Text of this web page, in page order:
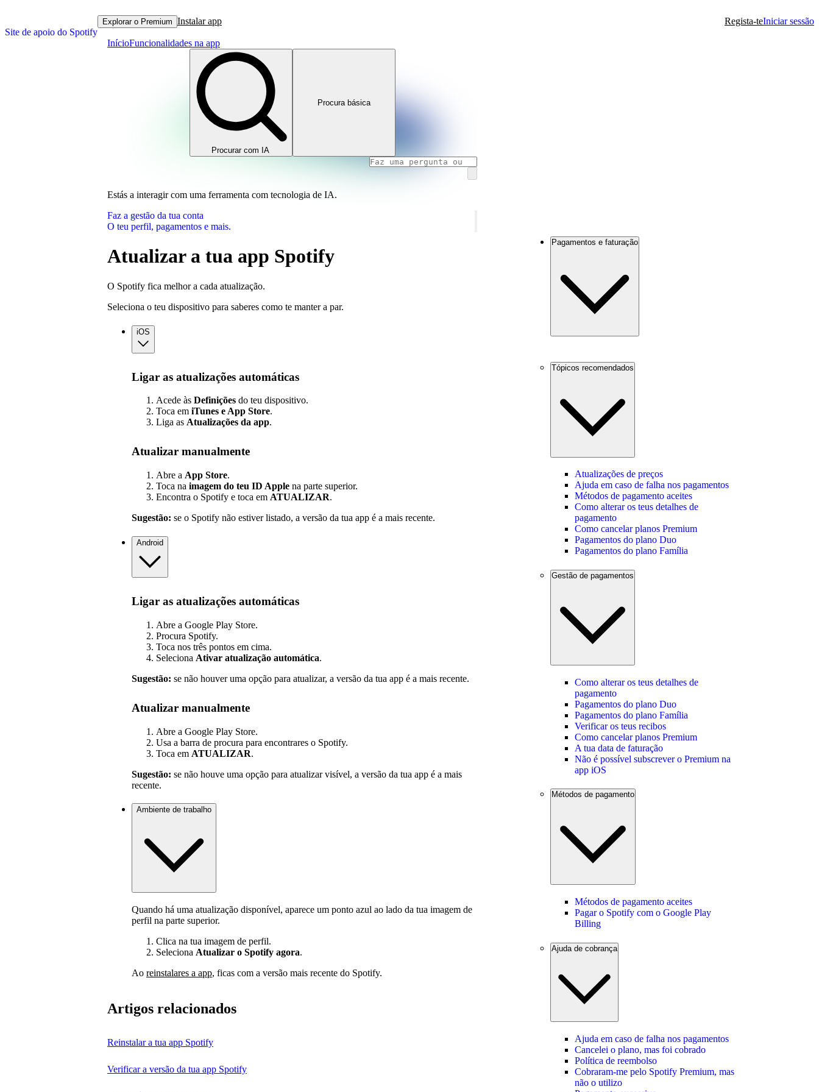
Site de apoio do Spotify
Explorar o Premium Instalar app Regista-teIniciar sessão
InícioFuncionalidades na app
Procurar com IA
Procura básica
Estás a interagir com uma ferramenta com tecnologia de IA.
Faz a gestão da tua conta
O teu perfil, pagamentos e mais.
Atualizar a tua app Spotify
O Spotify fica melhor a cada atualização.
Seleciona o teu dispositivo para saberes como te manter a par.
iOS
Ligar as atualizações automáticas
Acede às Definições do teu dispositivo.
Toca em iTunes e App Store.
Liga as Atualizações da app.
Atualizar manualmente
Abre a App Store.
Toca na imagem do teu ID Apple na parte superior.
Encontra o Spotify e toca em ATUALIZAR.
Sugestão: se o Spotify não estiver listado, a versão da tua app é a mais recente.
Android
Ligar as atualizações automáticas
Abre a Google Play Store.
Procura Spotify.
Toca nos três pontos em cima.
Seleciona Ativar atualização automática.
Sugestão: se não houver uma opção para atualizar, a versão da tua app é a mais recente.
Atualizar manualmente
Abre a Google Play Store.
Usa a barra de procura para encontrares o Spotify.
Toca em ATUALIZAR.
Sugestão: se não houve uma opção para atualizar visível, a versão da tua app é a mais
recente.
Ambiente de trabalho
Quando há uma atualização disponível, aparece um ponto azul ao lado da tua imagem de
perfil na parte superior.
Clica na tua imagem de perfil.
Seleciona Atualizar o Spotify agora.
Ao reinstalares a app, ficas com a versão mais recente do Spotify.
Artigos relacionados
Reinstalar a tua app Spotify
Verificar a versão da tua app Spotify
Pagamentos e faturação
Tópicos recomendados
Atualizações de preços
Ajuda em caso de falha nos pagamentos
Métodos de pagamento aceites
Como alterar os teus detalhes de
pagamento
Como cancelar planos Premium
Pagamentos do plano Duo
Pagamentos do plano Família
Gestão de pagamentos
Como alterar os teus detalhes de
pagamento
Pagamentos do plano Duo
Pagamentos do plano Família
Verificar os teus recibos
Como cancelar planos Premium
A tua data de faturação
Não é possível subscrever o Premium na
app iOS
Métodos de pagamento
Métodos de pagamento aceites
Pagar o Spotify com o Google Play
Billing
Ajuda de cobrança
Ajuda em caso de falha nos pagamentos
Cancelei o plano, mas foi cobrado
Política de reembolso
Cobraram-me pelo Spotify Premium, mas
não o utilizo